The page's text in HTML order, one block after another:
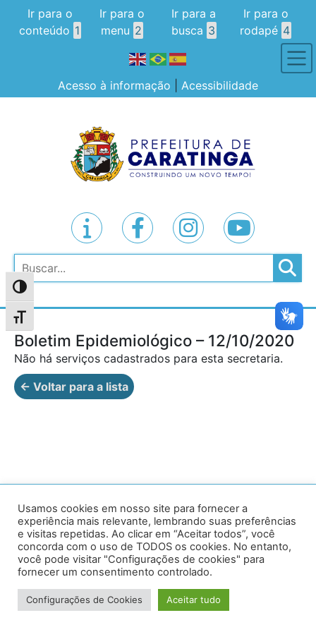
Alternar alto contraste
Alternar tamanho da fonte
Ir para o
conteúdo 1
Ir para o
menu 2
Ir para a
busca 3
Ir para o
rodapé 4
Acesso à informação Acessibilidade
Pesquisar
Boletim Epidemiológico – 12/10/2020
Não há serviços cadastrados para esta secretaria.
← Voltar para a lista
Av. Prof. Armando Alves da Silva, nº 1950 - Zacarias,
Caratinga - MG - 35302-403 / Tel: (33) 3329 8000
Desenvolvido por VersaTec
Usamos cookies em nosso site para fornecer a
experiência mais relevante, lembrando suas preferências
e visitas repetidas. Ao clicar em “Aceitar todos”, você
concorda com o uso de TODOS os cookies. No entanto,
você pode visitar "Configurações de cookies" para
fornecer um consentimento controlado.
Configurações de Cookies Aceitar tudo